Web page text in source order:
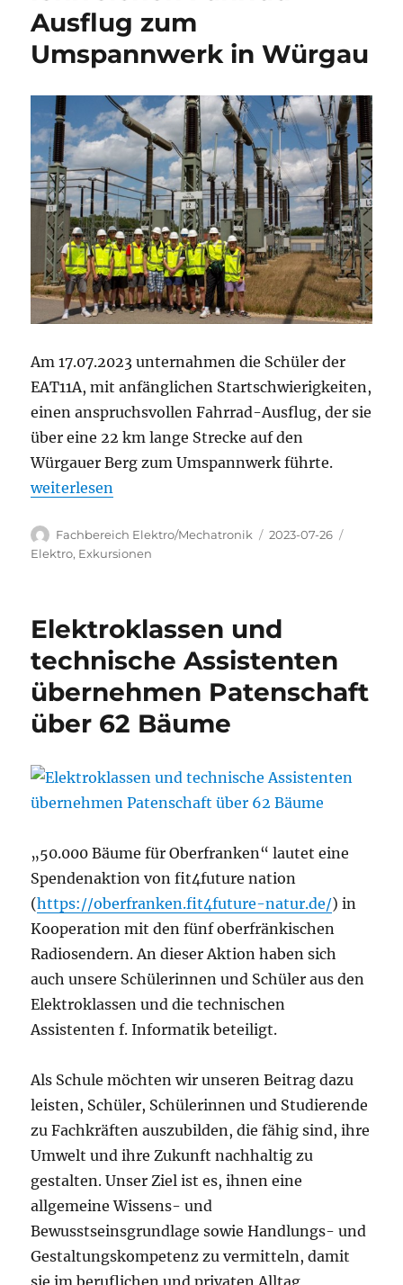
Ausflug zum
Umspannwerk in Würgau
Am 17.07.2023 unternahmen die Schüler der
EAT11A, mit anfänglichen Startschwierigkeiten,
einen anspruchsvollen Fahrrad-Ausflug, der sie
über eine 22 km lange Strecke auf den
Würgauer Berg zum Umspannwerk führte.
„Schüler des SBSZ Bamberg erleben lehrreichen
weiterlesen
Autor
Fachbereich Elektro/Mechatronik
Veröffentlicht
2023-07-26
Elektro, Exkursionen
Elektroklassen und
technische Assistenten
übernehmen Patenschaft
über 62 Bäume
„50.000 Bäume für Oberfranken“ lautet eine
Spendenaktion von fit4future nation
(https://oberfranken.fit4future-natur.de/) in
Kooperation mit den fünf oberfränkischen
Radiosendern. An dieser Aktion haben sich
auch unsere Schülerinnen und Schüler aus den
Elektroklassen und die technischen
Assistenten f. Informatik beteiligt.
Als Schule möchten wir unseren Beitrag dazu
leisten, Schüler, Schülerinnen und Studierende
zu Fachkräften auszubilden, die fähig sind, ihre
Umwelt und ihre Zukunft nachhaltig zu
gestalten. Unser Ziel ist es, ihnen eine
allgemeine Wissens- und
Bewusstseinsgrundlage sowie Handlungs- und
Gestaltungskompetenz zu vermitteln, damit
sie im beruflichen und privaten Alltag